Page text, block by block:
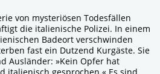
von mysteriösen Todesfällen
die italienische Polizei. In einem
Badeort verschwinden
fast ein Dutzend Kurgäste. Sie
Ausländer: »Kein Opfer hat
italienisch gesprochen.« Es sind